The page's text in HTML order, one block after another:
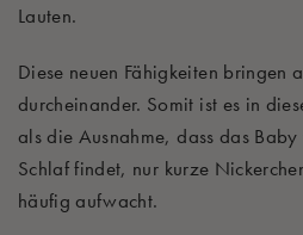
Lauten.
Diese neuen Fähigkeiten bringen
durcheinander. Somit ist es in
als die Ausnahme, dass das
Schlaf findet, nur kurze
häufig aufwacht.